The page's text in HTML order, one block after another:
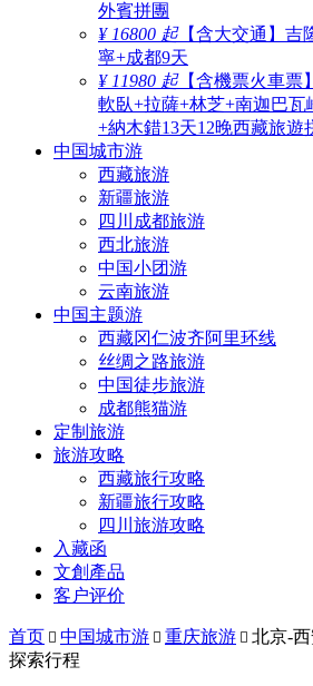
外賓拼團
¥ 16800 起【含大交通】吉
寧+成都9天
¥ 11980 起【含機票火車票
軟臥+拉薩+林芝+南迦巴瓦
+納木錯13天12晚西藏旅遊
中国城市游
西藏旅游
新疆旅游
四川成都旅游
西北旅游
中国小团游
云南旅游
中国主题游
西藏冈仁波齐阿里环线
丝绸之路旅游
中国徒步旅游
成都熊猫游
定制旅游
旅游攻略
西藏旅行攻略
新疆旅行攻略
四川旅游攻略
入藏函
文創產品
客户评价
首页  中国城市游  重庆旅游  北京-
探索行程